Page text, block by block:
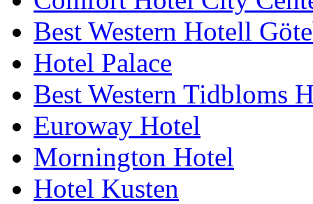
Best Western Hotell
Hotel Palace
Best Western Tidbloms
Euroway Hotel
Mornington Hotel
Hotel Kusten